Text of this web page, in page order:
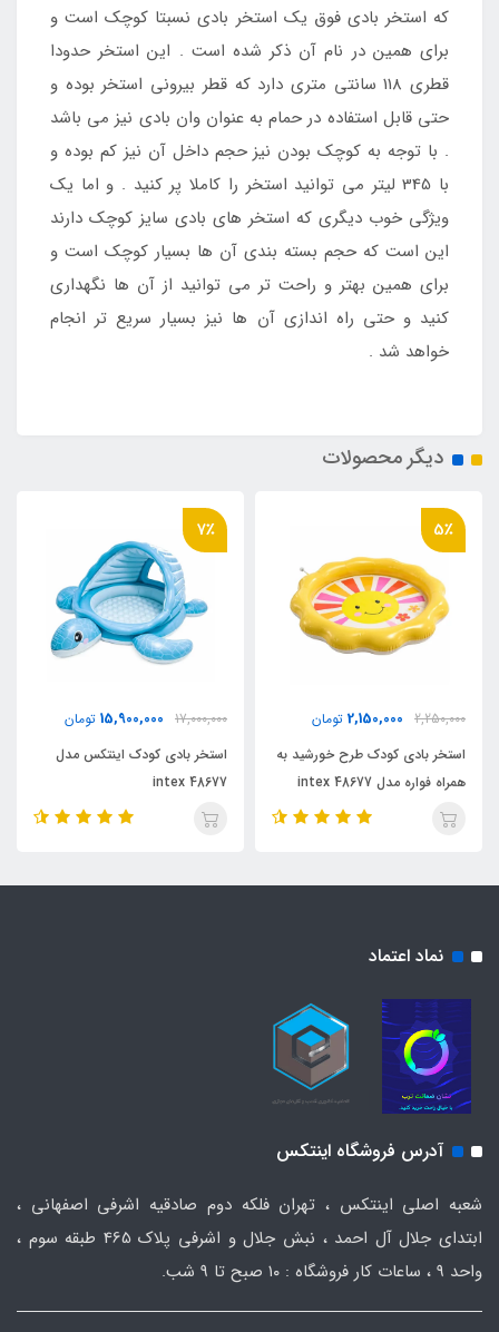
که استخر بادی فوق یک استخر بادی نسبتا کوچک است و
برای همین در نام آن ذکر شده است . این استخر حدودا
قطری 118 سانتی متری دارد که قطر بیرونی استخر بوده و
حتی قابل استفاده در حمام به عنوان وان بادی نیز می باشد
. با توجه به کوچک بودن نیز حجم داخل آن نیز کم بوده و
با 345 لیتر می توانید استخر را کاملا پر کنید . و اما یک
ویژگی خوب دیگری که استخر های بادی سایز کوچک دارند
این است که حجم بسته بندی آن ها بسیار کوچک است و
برای همین بهتر و راحت تر می توانید از آن ها نگهداری
کنید و حتی راه اندازی آن ها نیز بسیار سریع تر انجام
خواهد شد .
دیگر محصولات
5٪
2,250,000
2,150,000 تومان
استخر بادی کودک طرح خورشید به
همراه فواره مدل 48677 intex
7٪
17,000,000
15,900,000 تومان
استخر بادی کودک اینتکس مدل
48677 intex
نماد اعتماد
آدرس فروشگاه اینتکس
شعبه اصلی اینتکس ، تهران فلکه دوم صادقیه اشرفی اصفهانی ،
ابتدای جلال آل احمد ، نبش جلال و اشرفی پلاک 465 طبقه سوم ،
واحد ۹ ، ساعات کار فروشگاه : ۱۰ صبح تا ۹ شب.